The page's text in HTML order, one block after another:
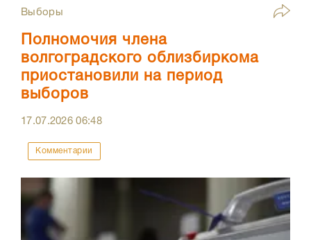
Выборы
Полномочия члена
волгоградского облизбиркома
приостановили на период
выборов
17.07.202606:48
Комментарии